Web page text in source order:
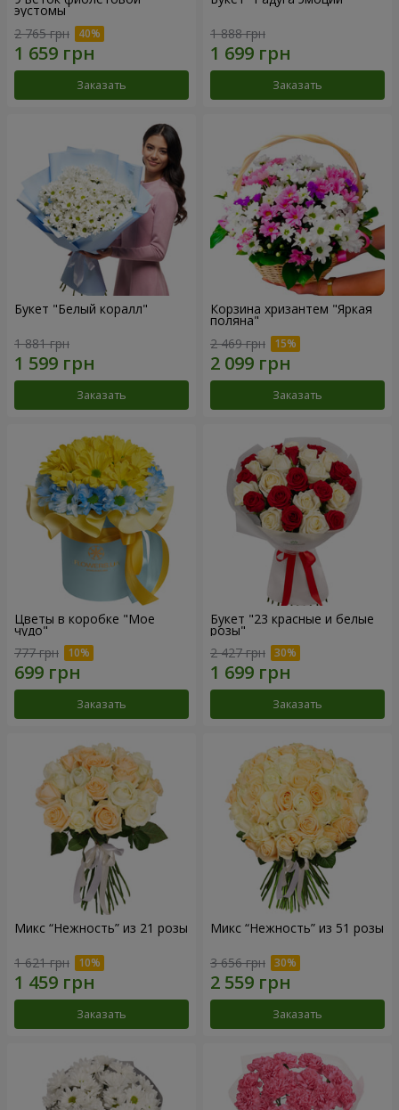
эустомы
2 765 грн
Заказать
1 888 грн
Заказать
Букет "Белый коралл"
1 881 грн
Заказать
Корзина хризантем "Яркая
поляна"
2 469 грн
Заказать
Цветы в коробке "Мое
чудо"
777 грн
Заказать
Букет "23 красные и белые
розы"
2 427 грн
Заказать
Микс “Нежность” из 21 розы
1 621 грн
Заказать
Микс “Нежность” из 51 розы
3 656 грн
Заказать